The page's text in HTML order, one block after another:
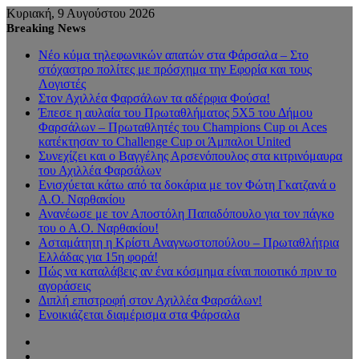
Κυριακή, 9 Αυγούστου 2026
Breaking News
Νέο κύμα τηλεφωνικών απατών στα Φάρσαλα – Στο
στόχαστρο πολίτες με πρόσχημα την Εφορία και τους
Λογιστές
Στον Αχιλλέα Φαρσάλων τα αδέρφια Φούσα!
Έπεσε η αυλαία του Πρωταθλήματος 5Χ5 του Δήμου
Φαρσάλων – Πρωταθλητές του Champions Cup οι Aces
κατέκτησαν το Challenge Cup οι Άμπαλοι United
Συνεχίζει και ο Βαγγέλης Αρσενόπουλος στα κιτρινόμαυρα
του Αχιλλέα Φαρσάλων
Ενισχύεται κάτω από τα δοκάρια με τον Φώτη Γκατζανά ο
Α.Ο. Ναρθακίου
Ανανέωσε με τον Αποστόλη Παπαδόπουλο για τον πάγκο
του ο Α.Ο. Ναρθακίου!
Ασταμάτητη η Κρίστι Αναγνωστοπούλου – Πρωταθλήτρια
Ελλάδας για 15η φορά!
Πώς να καταλάβεις αν ένα κόσμημα είναι ποιοτικό πριν το
αγοράσεις
Διπλή επιστροφή στον Αχιλλέα Φαρσάλων!
Ενοικιάζεται διαμέρισμα στα Φάρσαλα